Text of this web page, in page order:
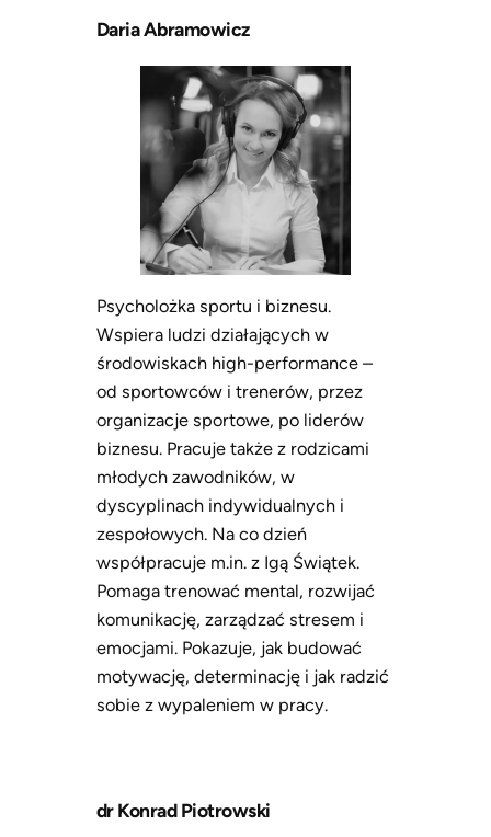
Daria Abramowicz
Psycholożka sportu i biznesu.
Wspiera ludzi działających w
środowiskach high-performance –
od sportowców i trenerów, przez
organizacje sportowe, po liderów
biznesu. Pracuje także z rodzicami
młodych zawodników, w
dyscyplinach indywidualnych i
zespołowych. Na co dzień
współpracuje m.in. z Igą Świątek.
Pomaga trenować mental, rozwijać
komunikację, zarządzać stresem i
emocjami. Pokazuje, jak budować
motywację, determinację i jak radzić
sobie z wypaleniem w pracy.
dr Konrad Piotrowski